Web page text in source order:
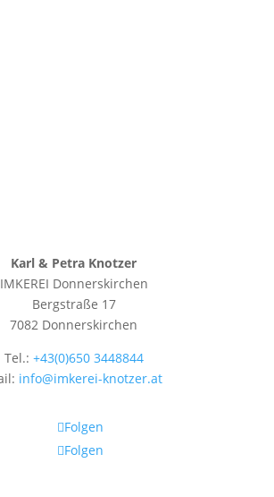
Karl & Petra Knotzer
IMKEREI Donnerskirchen
Bergstraße 17
7082 Donnerskirchen
Tel.: +43(0)650 3448844
info@imkerei-knotzer.at
Folgen
Folgen